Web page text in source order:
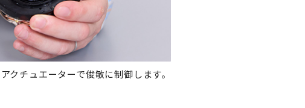
クチュエーターで俊敏に制御します。